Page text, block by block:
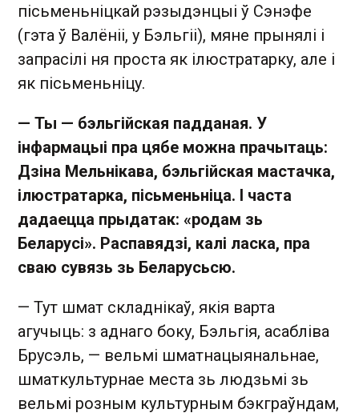
пісьменьніцкай рэзыдэнцыі ў Сэнэфе
(гэта ў Валёніі, у Бэльгіі), мяне прынялі і
запрасілі ня проста як ілюстратарку, але і
як пісьменьніцу.
— Ты — бэльгійская падданая. У
інфармацыі пра цябе можна прачытаць:
Дзіна Мельнікава, бэльгійская мастачка,
ілюстратарка, пісьменьніца. І часта
дадаецца прыдатак: «родам зь
Беларусі». Распавядзі, калі ласка, пра
сваю сувязь зь Беларусьсю.
— Тут шмат складнікаў, якія варта
агучыць: з аднаго боку, Бэльгія, асабліва
Брусэль, — вельмі шматнацыянальнае,
шматкультурнае места зь людзьмі зь
вельмі розным культурным бэкграўндам,